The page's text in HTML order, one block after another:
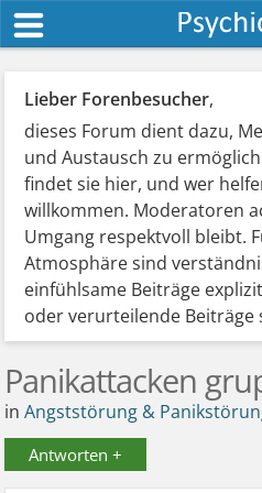
Lieber Forenbesucher,
dieses Forum dient dazu,
und Austausch zu
findet sie hier, und wer
willkommen. Moderatoren
Umgang respektvoll bleibt.
Atmosphäre sind
einfühlsame Beiträge
oder verurteilende Beiträge
Panikattacken
inAngststörung &
Antworten +